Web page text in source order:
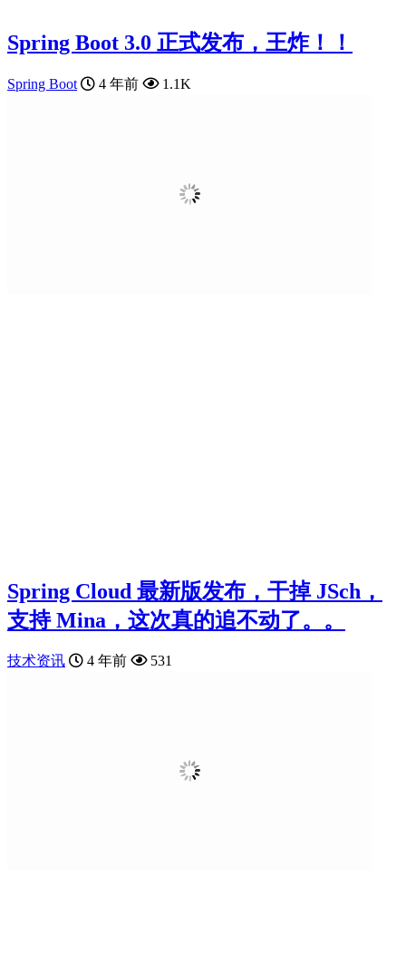
Spring Boot 3.0 正式发布，王炸！！
Spring Boot 4 年前 1.1K
Spring Cloud 最新版发布，干掉 JSch，
支持 Mina，这次真的追不动了。。
技术资讯 4 年前 531